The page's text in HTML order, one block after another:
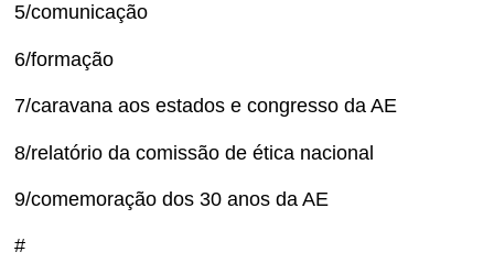
5/comunicação
6/formação
7/caravana aos estados e congresso da AE
8/relatório da comissão de ética nacional
9/comemoração dos 30 anos da AE
#